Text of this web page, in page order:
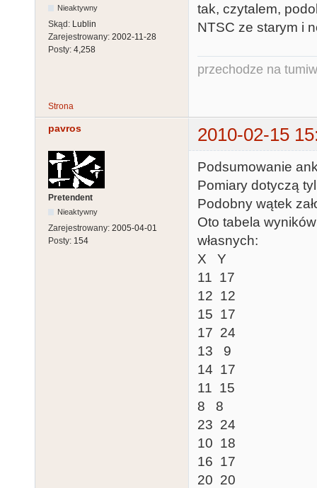
Nieaktywny
Skąd: Lublin
Zarejestrowany: 2002-11-28
Posty: 4,258
tak, czytalem,
NTSC ze starym i
przechodze na
Strona
pavros 2010-02-15
Pretendent
Nieaktywny
Zarejestrowany: 2005-04-01
Posty: 154
Podsumowanie
Pomiary dotyczą
Podobny wątek
Oto tabela
własnych:
X Y
11 17
12 12
15 17
17 24
13 9
14 17
11 15
8 8
23 24
10 18
16 17
20 20